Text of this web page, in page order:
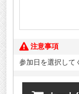
注意事項
参加日を選択して